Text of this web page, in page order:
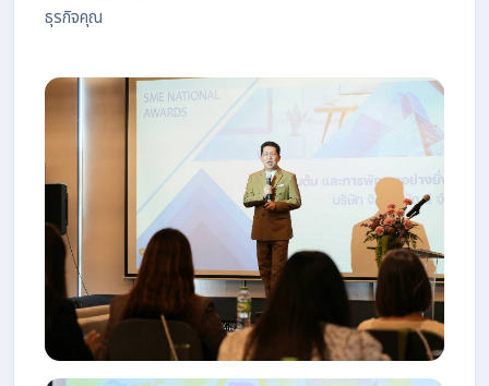
ธุรกิจคุณ